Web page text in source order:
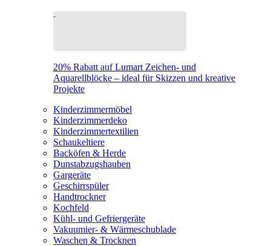
20% Rabatt auf Lumart Zeichen- und
Aquarellblöcke – ideal für Skizzen und kreative
Projekte
Kinderzimmermöbel
Kinderzimmerdeko
Kinderzimmertextilien
Schaukeltiere
Backöfen & Herde
Dunstabzugshauben
Gargeräte
Geschirrspüler
Handtrockner
Kochfeld
Kühl- und Gefriergeräte
Vakuumier- & Wärmeschublade
Waschen & Trocknen